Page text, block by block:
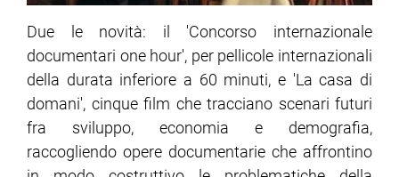
Due le novità: il 'Concorso internazionale
documentari one hour', per pellicole internazionali
della durata inferiore a 60 minuti, e 'La casa di
domani', cinque film che tracciano scenari futuri
fra sviluppo, economia e demografia,
raccogliendo opere documentarie che affrontino